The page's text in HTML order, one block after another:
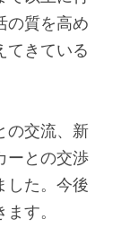
の質を高め
てきている
の交流、新
ーとの交渉
した。今後
す。